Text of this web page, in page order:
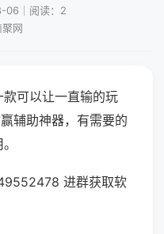
06｜阅读：2
网
可以让一直输的玩
辅助神器，有需要的
进群获取软